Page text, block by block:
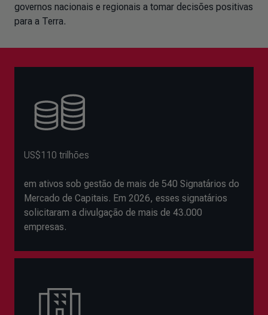
governos nacionais e regionais a tomar decisões positivas
para a Terra.
US$110 trilhões
em ativos sob gestão de mais de 540 Signatários do
Mercado de Capitais. Em 2026, esses signatários
solicitaram a divulgação de mais de 43.000
empresas.